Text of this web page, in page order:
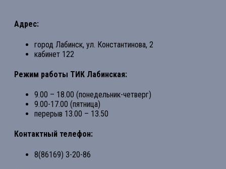
Адрес:
город Лабинск, ул. Константинова, 2
кабинет 122
Режим работы ТИК Лабинская:
9.00 – 18.00 (понедельник-четверг)
9.00-17.00 (пятница)
перерыв 13.00 – 13.50
Контактный телефон:
8(86169) 3-20-86